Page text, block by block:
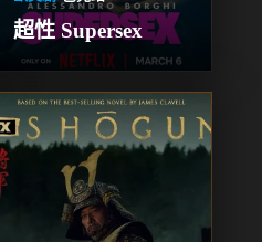
超性 Supersex